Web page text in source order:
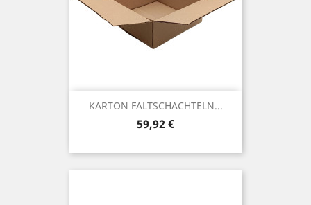
KARTON FALTSCHACHTELN...
Preis
59,92 €